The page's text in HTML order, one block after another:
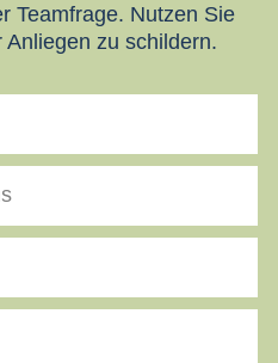
Teamfrage. Nutzen Sie
zu schildern.